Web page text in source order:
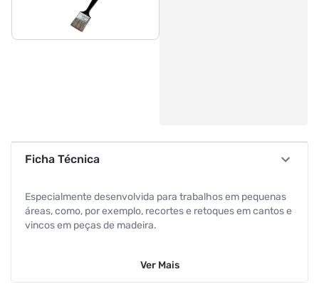
Ficha Técnica
Especialmente desenvolvida para trabalhos em pequenas
áreas, como, por exemplo, recortes e retoques em cantos e
vincos em peças de madeira.
Ver Mais